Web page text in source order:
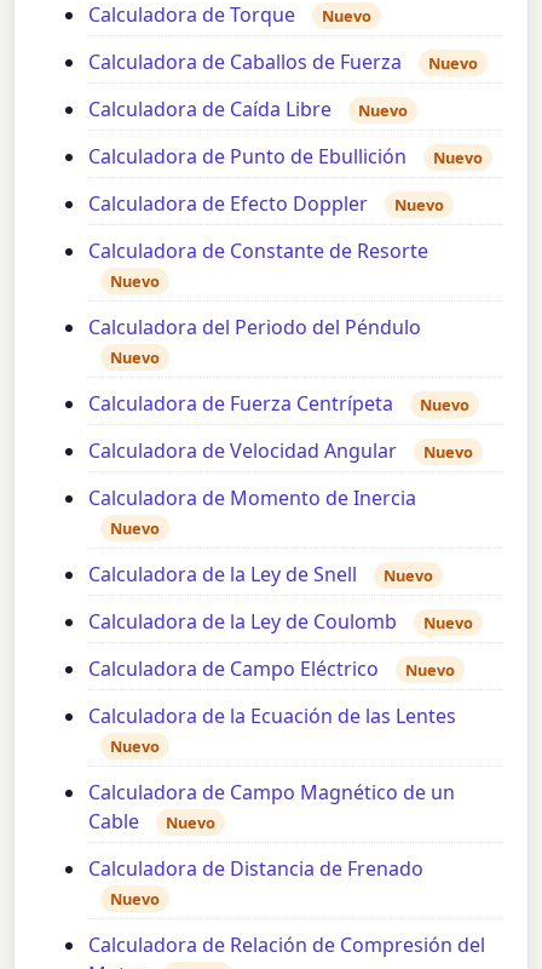
Calculadora de Torque Nuevo
Calculadora de Caballos de Fuerza Nuevo
Calculadora de Caída Libre Nuevo
Calculadora de Punto de Ebullición Nuevo
Calculadora de Efecto Doppler Nuevo
Calculadora de Constante de Resorte
Nuevo
Calculadora del Periodo del Péndulo
Nuevo
Calculadora de Fuerza Centrípeta Nuevo
Calculadora de Velocidad Angular Nuevo
Calculadora de Momento de Inercia
Nuevo
Calculadora de la Ley de Snell Nuevo
Calculadora de la Ley de Coulomb Nuevo
Calculadora de Campo Eléctrico Nuevo
Calculadora de la Ecuación de las Lentes
Nuevo
Calculadora de Campo Magnético de un
Cable
Nuevo
Calculadora de Distancia de Frenado
Nuevo
Calculadora de Relación de Compresión del